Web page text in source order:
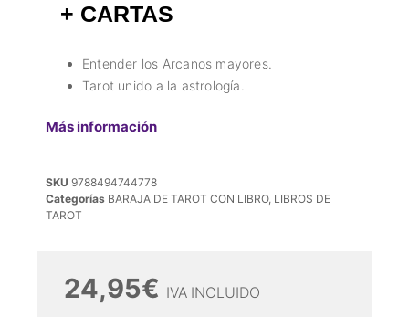
+ CARTAS
Entender los Arcanos mayores.
Tarot unido a la astrología.
Más información
SKU 9788494744778
Categorías BARAJA DE TAROT CON LIBRO, LIBROS DE
TAROT
24,95€ IVA INCLUIDO